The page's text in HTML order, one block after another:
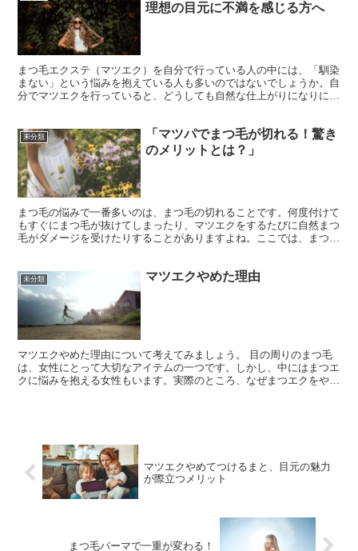
理想の目元に不満を感じる方へ
まつ毛エクステ（マツエク）を自分で行っている人の中には、「馴染
まない」という悩みを抱えている人も多いのではないでしょうか。自
分でマツエクを行っていると、どうしても自然な仕上がりになりにく
未分類
「マツパでまつ毛が切れる！驚き
のメリットとは？」
まつ毛の悩みで一番多いのは、まつ毛の切れることです。何度付けて
もすぐにまつ毛が抜けてしまったり、マツエクをするたびに自然まつ
毛がダメージを受けたりすることがありますよね。ここでは、まつ毛
未分類 マツエクやめた理由
マツエクやめた理由について考えてみましょう。 目の周りのまつ毛
は、女性にとって大切なアイテムの一つです。しかし、中にはまつエ
クに悩みを抱える女性もいます。実際のところ、なぜまつエクをやめ
マツエクやめてつけるまと、目元の魅力
が際立つメリット
まつ毛パーマで一重が変わる！